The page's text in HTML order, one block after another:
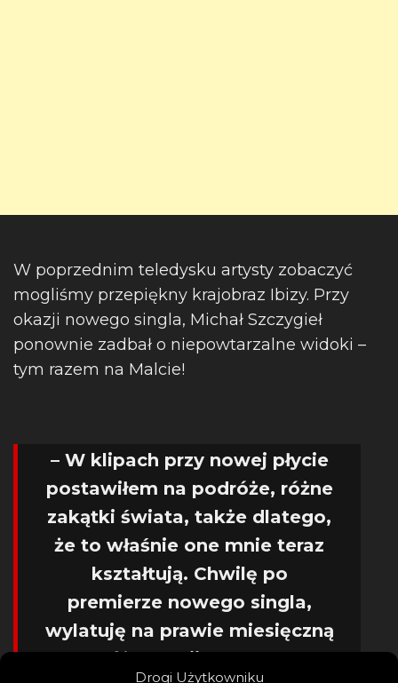
Drogi Użytkowniku
W poprzednim teledysku artysty zobaczyć
mogliśmy przepiękny krajobraz Ibizy. Przy
okazji nowego singla, Michał Szczygieł
ponownie zadbał o niepowtarzalne widoki –
tym razem na Malcie!
– W klipach przy nowej płycie
postawiłem na podróże, różne
zakątki świata, także dlatego,
że to właśnie one mnie teraz
kształtują. Chwilę po
premierze nowego singla,
wylatuję na prawie miesięczną
podróż do Azji. Tym razem